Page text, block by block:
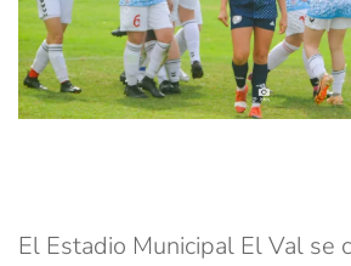
El Estadio Municipal El Val se